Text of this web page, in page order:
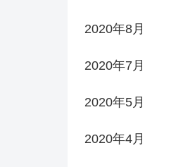
2020年8月
2020年7月
2020年5月
2020年4月